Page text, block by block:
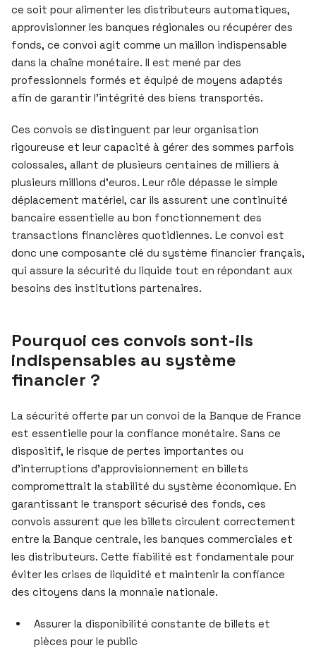
ce soit pour alimenter les distributeurs automatiques,
approvisionner les banques régionales ou récupérer des
fonds, ce convoi agit comme un maillon indispensable
dans la chaîne monétaire. Il est mené par des
professionnels formés et équipé de moyens adaptés
afin de garantir l’intégrité des biens transportés.
Ces convois se distinguent par leur organisation
rigoureuse et leur capacité à gérer des sommes parfois
colossales, allant de plusieurs centaines de milliers à
plusieurs millions d’euros. Leur rôle dépasse le simple
déplacement matériel, car ils assurent une continuité
bancaire essentielle au bon fonctionnement des
transactions financières quotidiennes. Le convoi est
donc une composante clé du système financier français,
qui assure la sécurité du liquide tout en répondant aux
besoins des institutions partenaires.
Pourquoi ces convois sont-ils
indispensables au système
financier ?
La sécurité offerte par un convoi de la Banque de France
est essentielle pour la confiance monétaire. Sans ce
dispositif, le risque de pertes importantes ou
d’interruptions d’approvisionnement en billets
compromettrait la stabilité du système économique. En
garantissant le transport sécurisé des fonds, ces
convois assurent que les billets circulent correctement
entre la Banque centrale, les banques commerciales et
les distributeurs. Cette fiabilité est fondamentale pour
éviter les crises de liquidité et maintenir la confiance
des citoyens dans la monnaie nationale.
Assurer la disponibilité constante de billets et
pièces pour le public